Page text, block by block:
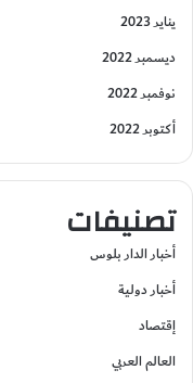
يناير 2023
ديسمبر 2022
نوفمبر 2022
أكتوبر 2022
تصنيفات
أخبار الدار بلوس
أخبار دولية
إقتصاد
العالم العربي